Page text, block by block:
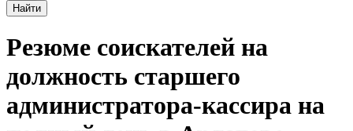
Найти
Резюме соискателей на
должность старшего
администратора-кассира на